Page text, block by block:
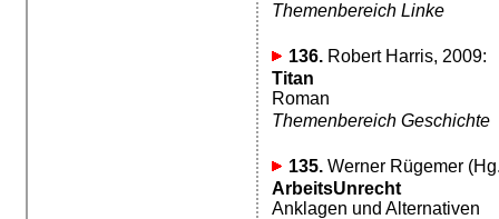
Themenbereich Linke
136.Robert Harris, 2009:
Titan
Roman
Themenbereich Geschichte
135.Werner Rügemer
ArbeitsUnrecht
Anklagen und Alternativen